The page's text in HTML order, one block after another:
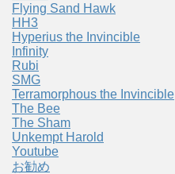
Flying Sand Hawk
HH3
Hyperius the Invincible
Infinity
Rubi
SMG
Terramorphous the Invincible
The Bee
The Sham
Unkempt Harold
Youtube
お勧め